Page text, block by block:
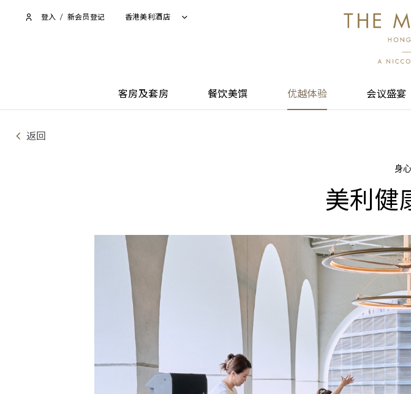
登入 / 新会员登记 香港美利酒店
客房及套房 餐饮美馔 优越体验 会议盛宴
返回
身
美利健